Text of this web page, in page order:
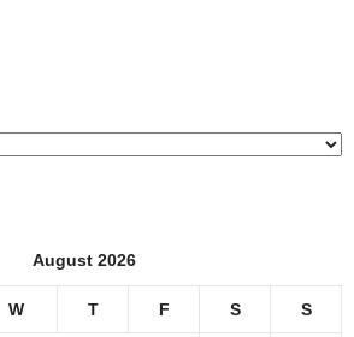
August 2026
W T F S S